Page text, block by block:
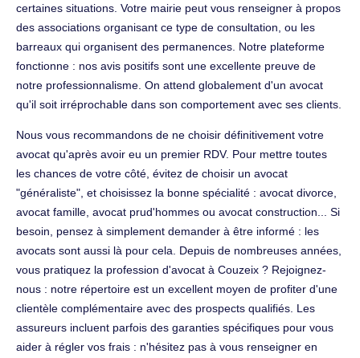
certaines situations. Votre mairie peut vous renseigner à propos
des associations organisant ce type de consultation, ou les
barreaux qui organisent des permanences. Notre plateforme
fonctionne : nos avis positifs sont une excellente preuve de
notre professionnalisme. On attend globalement d'un avocat
qu'il soit irréprochable dans son comportement avec ses clients.
Nous vous recommandons de ne choisir définitivement votre
avocat qu'après avoir eu un premier RDV. Pour mettre toutes
les chances de votre côté, évitez de choisir un avocat
"généraliste", et choisissez la bonne spécialité : avocat divorce,
avocat famille, avocat prud'hommes ou avocat construction... Si
besoin, pensez à simplement demander à être informé : les
avocats sont aussi là pour cela. Depuis de nombreuses années,
vous pratiquez la profession d'avocat à Couzeix ? Rejoignez-
nous : notre répertoire est un excellent moyen de profiter d'une
clientèle complémentaire avec des prospects qualifiés. Les
assureurs incluent parfois des garanties spécifiques pour vous
aider à régler vos frais : n'hésitez pas à vous renseigner en